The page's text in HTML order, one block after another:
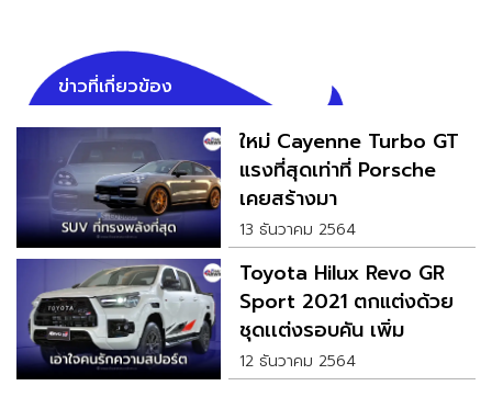
ข่าวที่เกี่ยวข้อง
ใหม่ Cayenne Turbo GT
แรงที่สุดเท่าที่ Porsche
เคยสร้างมา
13 ธันวาคม 2564
Toyota Hilux Revo GR
Sport 2021 ตกแต่งด้วย
ชุดเเต่งรอบคัน เพิ่ม
อารมณ์สปอร์ต
12 ธันวาคม 2564